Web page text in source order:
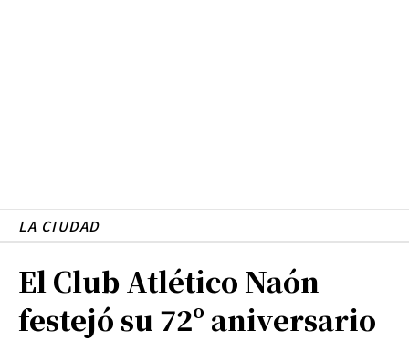
LA CIUDAD
El Club Atlético Naón
festejó su 72º aniversario